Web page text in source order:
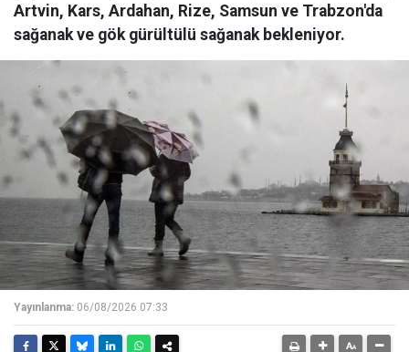
Artvin, Kars, Ardahan, Rize, Samsun ve Trabzon'da
sağanak ve gök gürültülü sağanak bekleniyor.
Yayınlanma: 06/08/2026 07:33